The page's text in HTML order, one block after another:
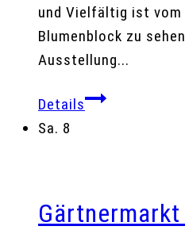
und Vielfältig ist vom
Blumenblock zu
Ausstellung...
Details
Sa. 8